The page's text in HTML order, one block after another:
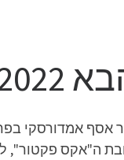
פרק 13
אסף אמדורסקי
ה"אקס